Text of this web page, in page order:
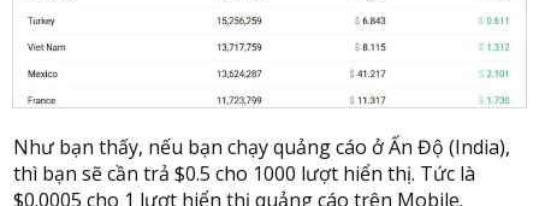
Như bạn thấy, nếu bạn chạy quảng cáo ở Ấn Độ (India),
thì bạn sẽ cần trả $0.5 cho 1000 lượt hiển thị. Tức là
$0.0005 cho 1 lượt hiển thị quảng cáo trên Mobile.